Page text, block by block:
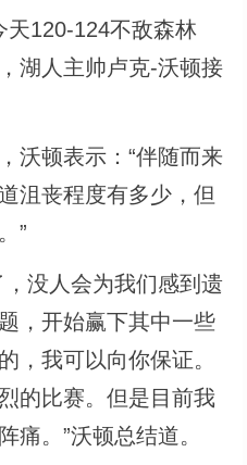
天120-124不敌森林
湖人主帅卢克-沃顿接
沃顿表示：“伴随而来
沮丧程度有多少，但
”
没人会为我们感到遗
，开始赢下其中一些
，我可以向你保证。
的比赛。但是目前我
痛。”沃顿总结道。